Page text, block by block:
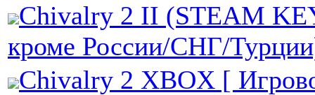
Chivalry 2 II (STEAM
кроме России/СНГ/
Chivalry 2 XBOX [